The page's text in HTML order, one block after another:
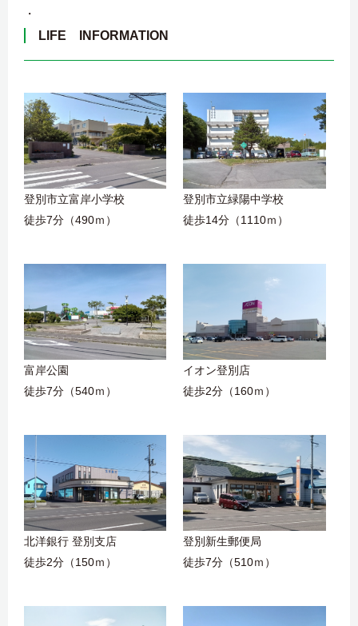
・
LIFE INFORMATION
登別市立富岸小学校
徒歩7分（490ｍ）
登別市立緑陽中学校
徒歩14分（1110ｍ）
富岸公園
徒歩7分（540ｍ）
イオン登別店
徒歩2分（160ｍ）
北洋銀行 登別支店
徒歩2分（150ｍ）
登別新生郵便局
徒歩7分（510ｍ）